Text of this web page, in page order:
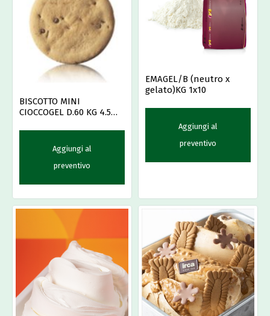
BISCOTTO MINI
CIOCCOGEL D.60 KG 4.5
Aggiungi al
preventivo
EMAGEL/B (neutro x
gelato)KG 1x10
Aggiungi al
preventivo